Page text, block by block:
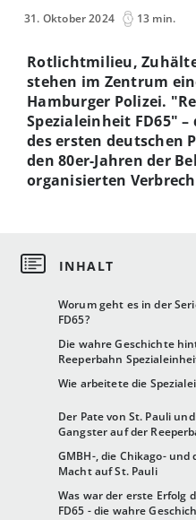
31. Oktober 2024 13 min.
Worum geht es in der
FD65?
Die wahre Geschichte
Reeperbahn
Wie arbeitete die
Der Pate von St. Pauli
Gangster auf der
GMBH-, die Chikago-
Macht auf St. Pauli
Was war der erste Erfolg
FD65 - die wahre
Rotlichtmilieu,
stehen im Zentrum
Hamburger Polizei.
Spezialeinheit FD65"
des ersten deutschen
den 80er-Jahren der
organisierten